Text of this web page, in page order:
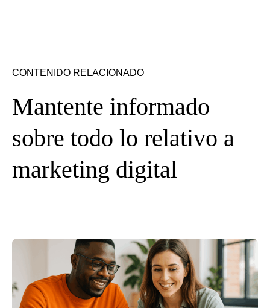
CONTENIDO RELACIONADO
Mantente informado
sobre todo lo relativo a
marketing digital